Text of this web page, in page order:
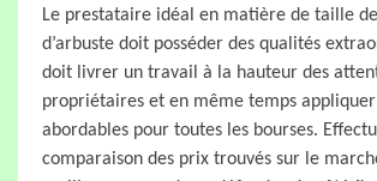
Le prestataire idéal en matière de taille
d’arbuste doit posséder des qualités
doit livrer un travail à la hauteur des
propriétaires et en même temps
abordables pour toutes les bourses.
comparaison des prix trouvés sur le